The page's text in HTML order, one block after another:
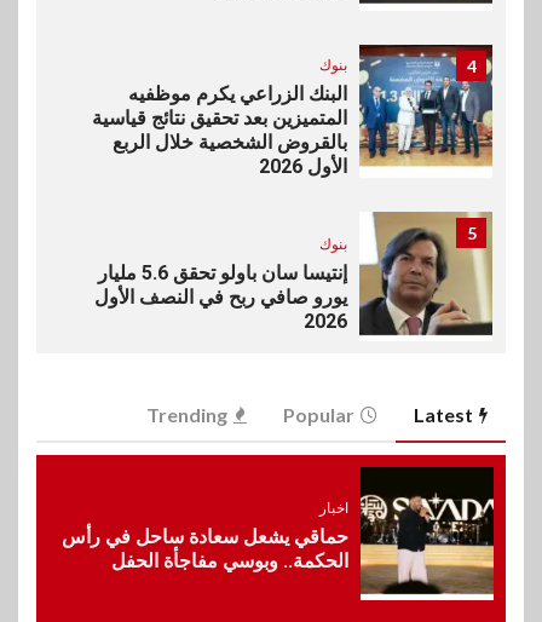
4 بنوك
البنك الزراعي يكرم موظفيه
المتميزين بعد تحقيق نتائج قياسية
بالقروض الشخصية خلال الربع
الأول 2026
5
بنوك
إنتيسا سان باولو تحقق 5.6 مليار
يورو صافي ربح في النصف الأول
2026
غرفة القاهرة تنظم ندوة إلكترونية
لدعم الصادرات وتحقيق
7
بنوك
Latest
Popular
Trending
اخبار
حماقي يشعل سعادة ساحل في رأس
الحكمة.. وبوسي مفاجأة الحفل